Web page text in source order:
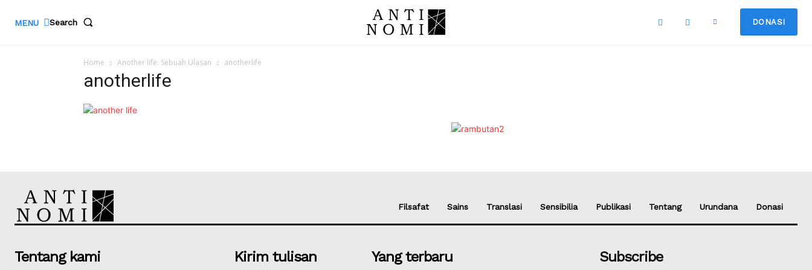
MENU Search DONASI
Home Another life: Sebuah Ulasan anotherlife
anotherlife
Filsafat Sains Translasi Sensibilia Publikasi Tentang Urundana Donasi
Tentang kami Kirim tulisan Yang terbaru Subscribe